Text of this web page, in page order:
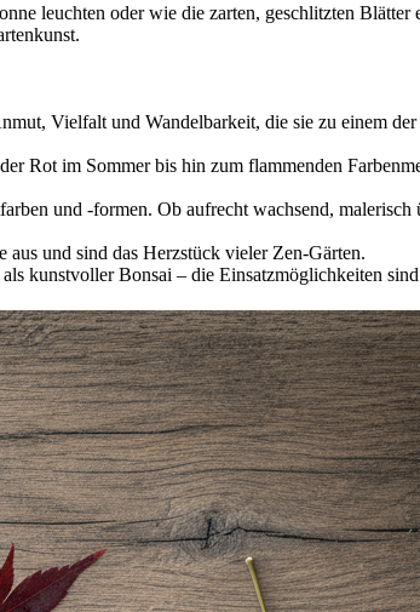
leuchten oder wie die zarten, geschlitzten Blätter
Vielfalt und Wandelbarkeit, die sie zu einem
Rot im Sommer bis hin zum flammenden
und -formen. Ob aufrecht wachsend,
aus und sind das Herzstück vieler Zen-Gärten.
kunstvoller Bonsai – die Einsatzmöglichkeiten